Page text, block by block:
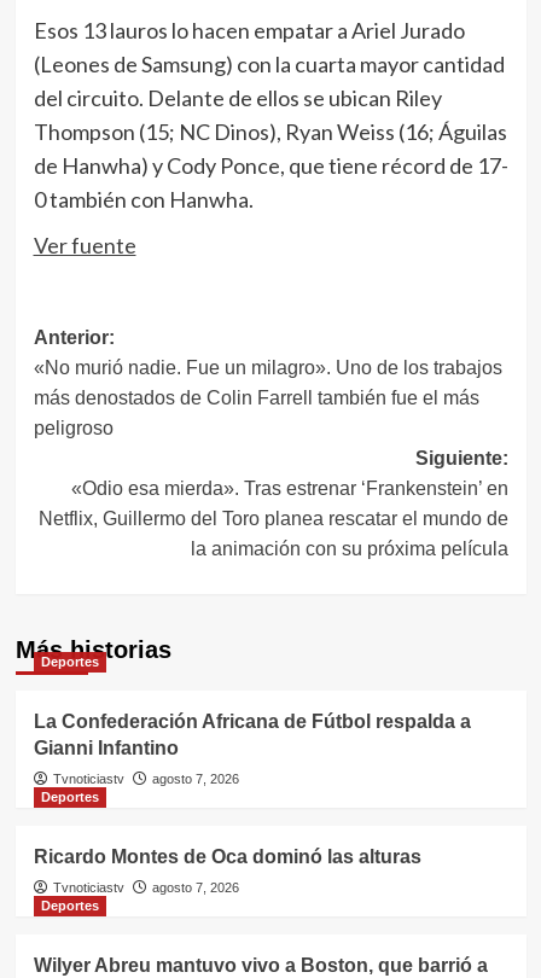
Esos 13 lauros lo hacen empatar a Ariel Jurado
(Leones de Samsung) con la cuarta mayor cantidad
del circuito. Delante de ellos se ubican Riley
Thompson (15; NC Dinos), Ryan Weiss (16; Águilas
de Hanwha) y Cody Ponce, que tiene récord de 17-
0 también con Hanwha.
Ver fuente
Navegación
de
entradas
Anterior:
«No murió nadie. Fue un milagro». Uno de los trabajos
más denostados de Colin Farrell también fue el más
peligroso
Siguiente:
«Odio esa mierda». Tras estrenar ‘Frankenstein’ en
Netflix, Guillermo del Toro planea rescatar el mundo de
la animación con su próxima película
Más historias
Deportes
La Confederación Africana de Fútbol respalda a
Gianni Infantino
Tvnoticiastv
agosto 7, 2026
Deportes
Ricardo Montes de Oca dominó las alturas
Tvnoticiastv
agosto 7, 2026
Deportes
Wilyer Abreu mantuvo vivo a Boston, que barrió a